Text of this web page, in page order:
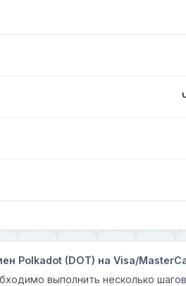
Polkadot (DOT) на Visa/
выполнить несколько